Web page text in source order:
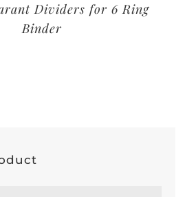
Dividers for 6 Ring
Binder